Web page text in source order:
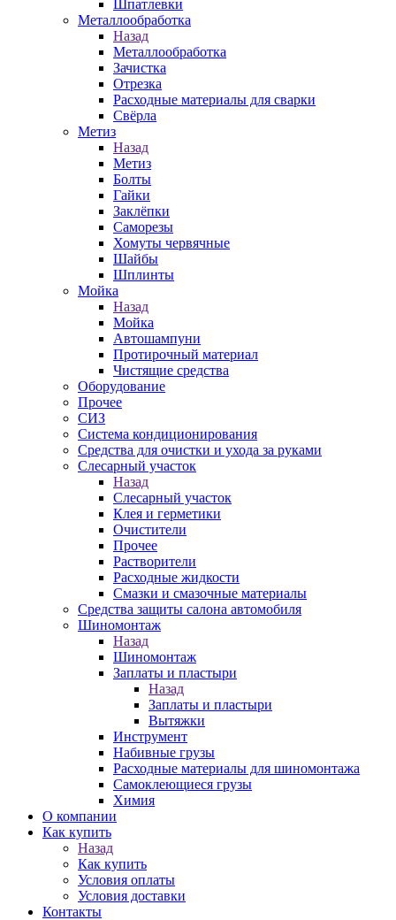
Шпатлевки
Металлообработка
Назад
Металлообработка
Зачистка
Отрезка
Расходные материалы для сварки
Свёрла
Метиз
Назад
Метиз
Болты
Гайки
Заклёпки
Саморезы
Хомуты червячные
Шайбы
Шплинты
Мойка
Назад
Мойка
Автошампуни
Протирочный материал
Чистящие средства
Оборудование
Прочее
СИЗ
Система кондиционирования
Средства для очистки и ухода за руками
Слесарный участок
Назад
Слесарный участок
Клея и герметики
Очистители
Прочее
Растворители
Расходные жидкости
Смазки и смазочные материалы
Средства защиты салона автомобиля
Шиномонтаж
Назад
Шиномонтаж
Заплаты и пластыри
Назад
Заплаты и пластыри
Вытяжки
Инструмент
Набивные грузы
Расходные материалы для шиномонтажа
Самоклеющиеся грузы
Химия
О компании
Как купить
Назад
Как купить
Условия оплаты
Условия доставки
Контакты